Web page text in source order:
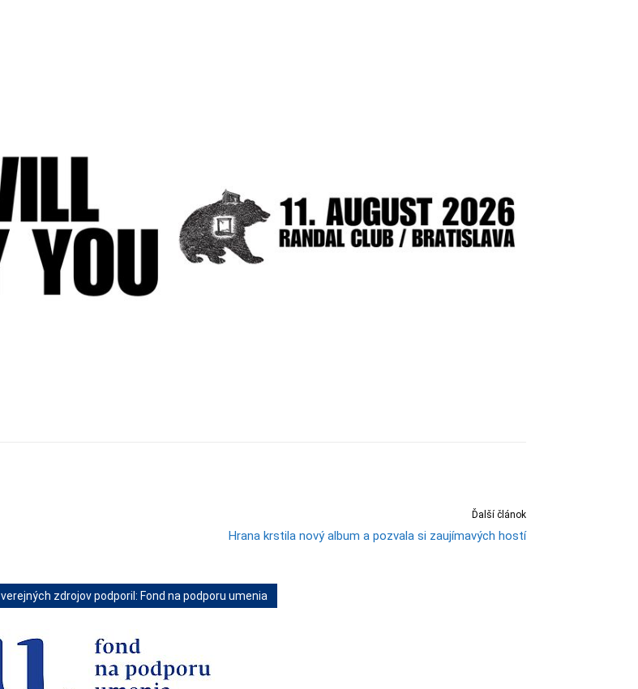
Ďalší článok
Hrana krstila nový album a pozvala si zaujímavých hostí
zdrojov podporil: Fond na podporu umenia